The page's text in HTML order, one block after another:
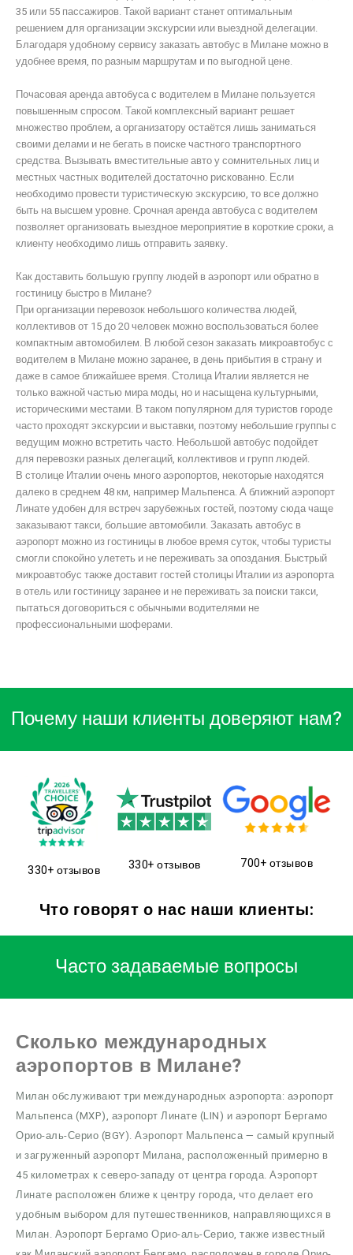
35 или 55 пассажиров. Такой вариант станет оптимальным
решением для организации экскурсии или выездной делегации.
Благодаря удобному сервису заказать автобус в Милане можно в
удобнее время, по разным маршрутам и по выгодной цене.
Почасовая аренда автобуса с водителем в Милане пользуется
повышенным спросом. Такой комплексный вариант решает
множество проблем, а организатору остаётся лишь заниматься
своими делами и не бегать в поиске частного транспортного
средства. Вызывать вместительные авто у сомнительных лиц и
местных частных водителей достаточно рискованно. Если
необходимо провести туристическую экскурсию, то все должно
быть на высшем уровне. Срочная аренда автобуса с водителем
позволяет организовать выездное мероприятие в короткие сроки, а
клиенту необходимо лишь отправить заявку.
Как доставить большую группу людей в аэропорт или обратно в
гостиницу быстро в Милане?
При организации перевозок небольшого количества людей,
коллективов от 15 до 20 человек можно воспользоваться более
компактным автомобилем. В любой сезон заказать микроавтобус с
водителем в Милане можно заранее, в день прибытия в страну и
даже в самое ближайшее время. Столица Италии является не
только важной частью мира моды, но и насыщена культурными,
историческими местами. В таком популярном для туристов городе
часто проходят экскурсии и выставки, поэтому небольшие группы с
ведущим можно встретить часто. Небольшой автобус подойдет
для перевозки разных делегаций, коллективов и групп людей.
В столице Италии очень много аэропортов, некоторые находятся
далеко в среднем 48 км, например Мальпенса. А ближний аэропорт
Линате удобен для встреч зарубежных гостей, поэтому сюда чаще
заказывают такси, большие автомобили. Заказать автобус в
аэропорт можно из гостиницы в любое время суток, чтобы туристы
смогли спокойно улететь и не переживать за опоздания. Быстрый
микроавтобус также доставит гостей столицы Италии из аэропорта
в отель или гостиницу заранее и не переживать за поиски такси,
пытаться договориться с обычными водителями не
профессиональными шоферами.
Почему наши клиенты доверяют нам?
330+ отзывов 330+ отзывов 700+ отзывов
Что говорят о нас наши клиенты:
Часто задаваемые вопросы
Сколько международных
аэропортов в Милане?
Милан обслуживают три международных аэропорта: аэропорт
Мальпенса (MXP), аэропорт Линате (LIN) и аэропорт Бергамо
Орио-аль-Серио (BGY). Аэропорт Мальпенса — самый крупный
и загруженный аэропорт Милана, расположенный примерно в
45 километрах к северо-западу от центра города. Аэропорт
Линате расположен ближе к центру города, что делает его
удобным выбором для путешественников, направляющихся в
Милан. Аэропорт Бергамо Орио-аль-Серио, также известный